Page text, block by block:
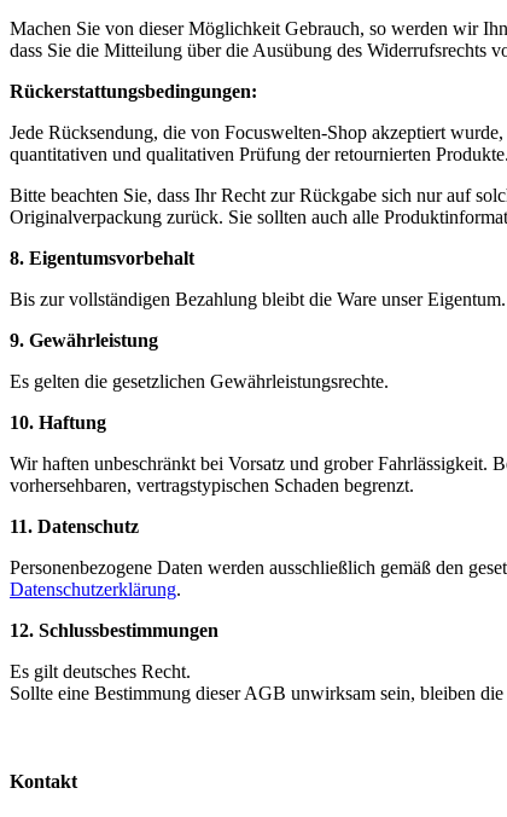
Machen Sie von dieser Möglichkeit Gebrauch, so werden wir
dass Sie die Mitteilung über die Ausübung des Widerrufsrechts
Rückerstattungsbedingungen:
Jede Rücksendung, die von Focuswelten-Shop akzeptiert
quantitativen und qualitativen Prüfung der retournierten Produkte.
Bitte beachten Sie, dass Ihr Recht zur Rückgabe sich nur auf
Originalverpackung zurück. Sie sollten auch alle
8. Eigentumsvorbehalt
Bis zur vollständigen Bezahlung bleibt die Ware unser Eigentum.
9. Gewährleistung
Es gelten die gesetzlichen Gewährleistungsrechte.
10. Haftung
Wir haften unbeschränkt bei Vorsatz und grober
vorhersehbaren, vertragstypischen Schaden begrenzt.
11. Datenschutz
Personenbezogene Daten werden ausschließlich gemäß den
Datenschutzerklärung.
12. Schlussbestimmungen
Es gilt deutsches Recht.
Sollte eine Bestimmung dieser AGB unwirksam sein, bleiben
Kontakt